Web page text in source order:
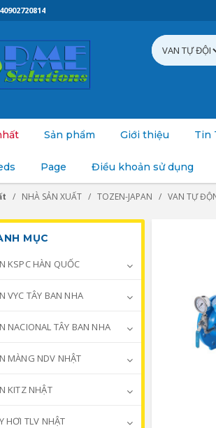
Sản phẩm Giới thiệu Tin
Page Điều khoản sử dụng
NHÀ SẢN XUẤT TOZEN-JAPAN VAN TỰ
MỤC
KSPC HÀN QUỐC
VYC TÂY BAN NHA
NACIONAL TÂY BAN NHA
MÀNG NDV NHẬT
KITZ NHẬT
HƠI TLV NHẬT